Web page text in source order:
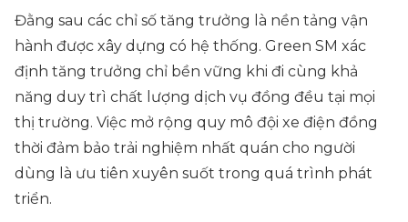
Đằng sau các chỉ số tăng trưởng là nền tảng vận
hành được xây dựng có hệ thống. Green SM xác
định tăng trưởng chỉ bền vững khi đi cùng khả
năng duy trì chất lượng dịch vụ đồng đều tại mọi
thị trường. Việc mở rộng quy mô đội xe điện đồng
thời đảm bảo trải nghiệm nhất quán cho người
dùng là ưu tiên xuyên suốt trong quá trình phát
triển.